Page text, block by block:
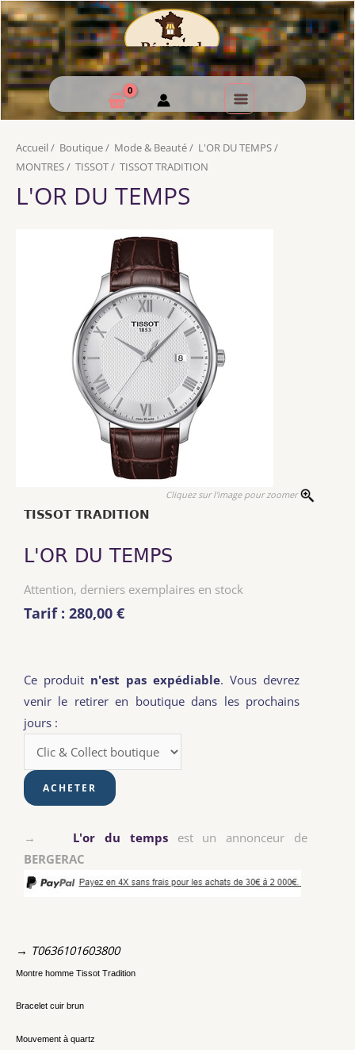
Accueil / Boutique/ Mode & Beauté/ L'OR DU TEMPS/
MONTRES/ TISSOT/ TISSOT TRADITION
L'OR DU TEMPS
Cliquez sur l'image pour zoomer
TISSOT TRADITION
L'OR DU TEMPS
Attention, derniers exemplaires en stock
Tarif : 280,00 €
Ce produit n'est pas expédiable. Vous devrez
venir le retirer en boutique dans les prochains
jours :
→ L'or du tempsest un annonceur de
BERGERAC
→ T0636101603800
Montre homme Tissot Tradition
Bracelet cuir brun
Mouvement à quartz